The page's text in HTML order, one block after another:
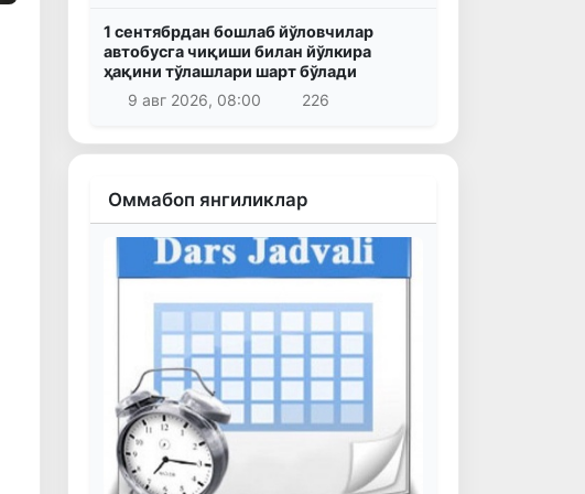
1 сентябрдан бошлаб йўловчилар
автобусга чиқиши билан йўлкира
ҳақини тўлашлари шарт бўлади
9 авг 2026, 08:00
226
Оммабоп янгиликлар